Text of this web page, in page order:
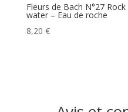
Fleurs de Bach N°27 Rock
water – Eau de roche
8,20 €